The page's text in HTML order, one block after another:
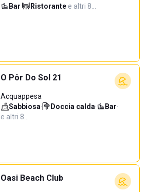
Bar· Ristorante·e altri 8…
O Pôr Do Sol 21
Acquappesa
Sabbiosa· Doccia calda· Bar·
e altri 8…
Oasi Beach Club